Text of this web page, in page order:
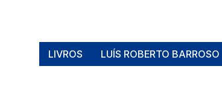
LIVROS LUÍS ROBERTO BARROSO